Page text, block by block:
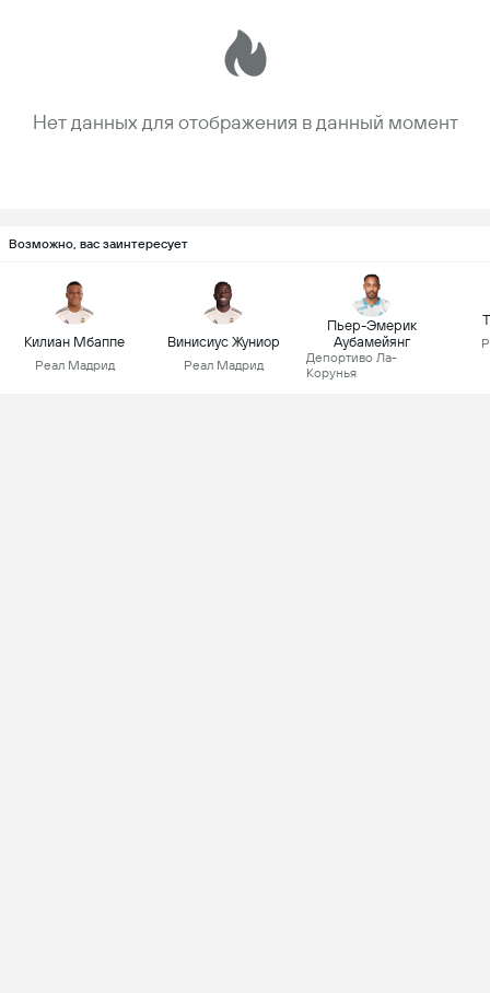
Нет данных для отображения в данный момент
Возможно, вас заинтересует
Килиан Мбаппе
Реал Мадрид
Винисиус Жуниор
Реал Мадрид
Пьер-Эмерик
Аубамейянг
Депортиво Ла-
Корунья